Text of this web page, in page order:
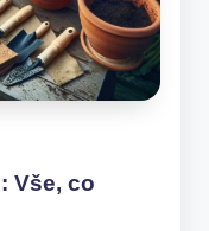
Vše, co